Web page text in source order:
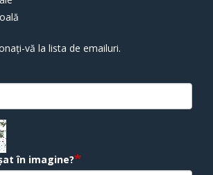
vă la lista de emailuri.
în imagine?